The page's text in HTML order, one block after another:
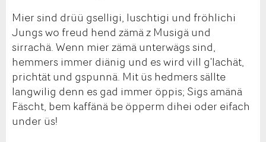
Mier sind drüü gselligi, luschtigi und fröhlichi
Jungs wo freud hend zämä z Musigä und
sirrachä. Wenn mier zämä unterwägs sind,
hemmers immer diänig und es wird vill g'lachät,
prichtät und gspunnä. Mit üs hedmers sällte
langwilig denn es gad immer öppis; Sigs amänä
Fäscht, bem kaffänä be öpperm dihei oder eifach
under üs!